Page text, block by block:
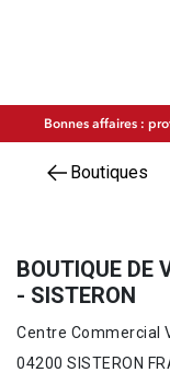
Bonnes affaires :
Boutiques
BOUTIQUE DE
- SISTERON
Centre Commercial
04200 SISTERON